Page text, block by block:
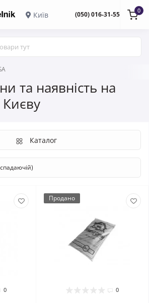
Київ (050) 016-31-55 0
та наявність на
Києву
Каталог
0
Продано
0